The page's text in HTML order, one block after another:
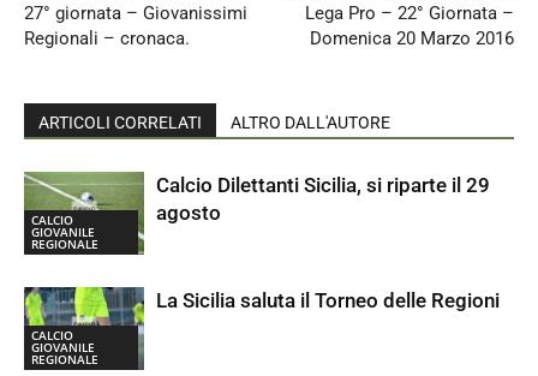
27° giornata – Giovanissimi
Regionali – cronaca.
Lega Pro – 22° Giornata –
Domenica 20 Marzo 2016
ARTICOLI CORRELATI ALTRO DALL'AUTORE
CALCIO
GIOVANILE
REGIONALE
Calcio Dilettanti Sicilia, si riparte il 29
agosto
CALCIO
GIOVANILE
REGIONALE
La Sicilia saluta il Torneo delle Regioni